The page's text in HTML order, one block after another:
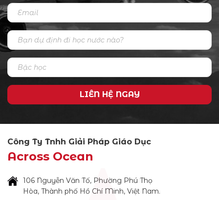
LIÊN HỆ NGAY
Công Ty Tnhh Giải Pháp Giáo Dục
Across Ocean
106 Nguyễn Văn Tố, Phường Phú Thọ
Hòa, Thành phố Hồ Chí Minh, Việt Nam.